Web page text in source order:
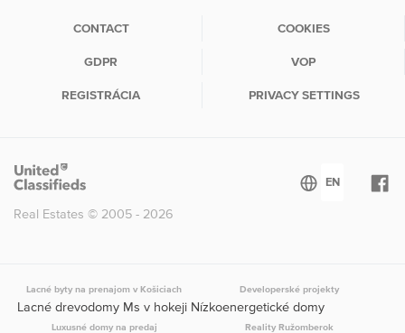
CONTACT COOKIES
GDPR VOP
REGISTRÁCIA PRIVACY SETTINGS
Real Estates © 2005 - 2026
Lacné byty na prenajom v Košiciach Developerské projekty
Lacné drevodomy Ms v hokeji Nízkoenergetické domy
Luxusné domy na predaj Reality Ružomberok